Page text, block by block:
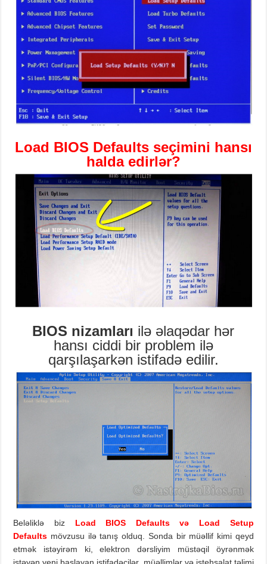
Load BIOS Defaultsseçimini hansı
halda edirlər?
BIOS nizamları ilə əlaqədar hər
hansı ciddi bir problem ilə
qarşılaşarkən istifadə edilir.
Beləliklə biz Load BIOS Defaults və Load Setup
Defaults mövzusu ilə tanış olduq. Sonda bir müəllif kimi qeyd
etmək istəyirəm ki, elektron dərsliyim müstəqil öyrənmək